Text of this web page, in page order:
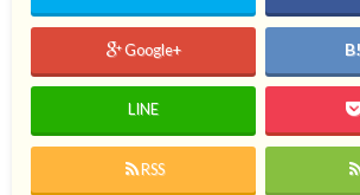
Google+
LINE
RSS